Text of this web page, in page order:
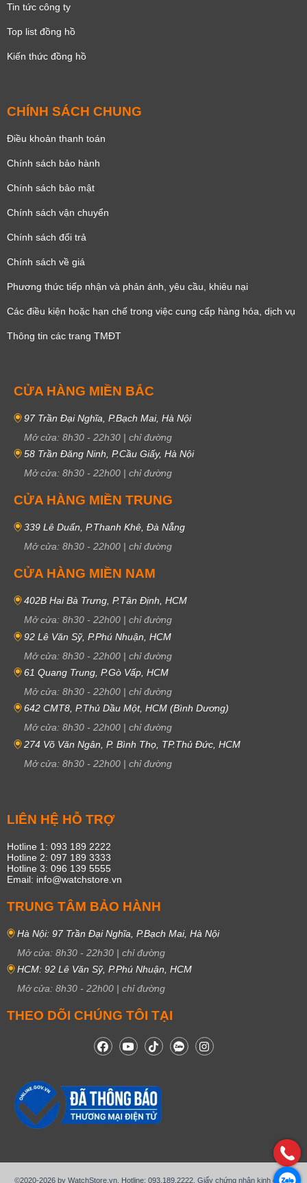
Tin tức công ty
Top list đồng hồ
Kiến thức đồng hồ
CHÍNH SÁCH CHUNG
Điều khoản thanh toán
Chính sách bảo hành
Chính sách bảo mật
Chính sách vận chuyển
Chính sách đổi trả
Chính sách về giá
Phương thức tiếp nhận và phản ánh, yêu cầu, khiêu nại
Các điều kiện hoặc hạn chế trong việc cung cấp hàng hóa, dịch vụ
Thông tin các trang TMĐT
CỬA HÀNG MIỀN BẮC
97 Trần Đại Nghĩa, P.Bạch Mai, Hà Nội
Mở cửa: 8h30 - 22h30 | chỉ đường
58 Trần Đăng Ninh, P.Cầu Giấy, Hà Nội
Mở cửa: 8h30 - 22h00 | chỉ đường
CỬA HÀNG MIỀN TRUNG
339 Lê Duẩn, P.Thanh Khê, Đà Nẵng
Mở cửa: 8h30 - 22h00 | chỉ đường
CỬA HÀNG MIỀN NAM
402B Hai Bà Trưng, P.Tân Định, HCM
Mở cửa: 8h30 - 22h00 | chỉ đường
92 Lê Văn Sỹ, P.Phú Nhuận, HCM
Mở cửa: 8h30 - 22h00 | chỉ đường
61 Quang Trung, P.Gò Vấp, HCM
Mở cửa: 8h30 - 22h00 | chỉ đường
642 CMT8, P.Thủ Dầu Một, HCM (Bình Dương)
Mở cửa: 8h30 - 22h00 | chỉ đường
274 Võ Văn Ngân, P. Bình Thọ, TP.Thủ Đức, HCM
Mở cửa: 8h30 - 22h00 | chỉ đường
LIÊN HỆ HỖ TRỢ
Hotline 1: 093 189 2222
Hotline 2: 097 189 3333
Hotline 3: 096 139 5555
Email: info@watchstore.vn
TRUNG TÂM BẢO HÀNH
Hà Nội: 97 Trần Đại Nghĩa, P.Bạch Mai, Hà Nội
Mở cửa: 8h30 - 22h30 | chỉ đường
HCM: 92 Lê Văn Sỹ, P.Phú Nhuận, HCM
Mở cửa: 8h30 - 22h00 | chỉ đường
THEO DÕI CHÚNG TÔI TẠI
©2020-2026 by WatchStore.vn. Hotline: 093.189.2222. Giấy chứng nhận kinh doanh